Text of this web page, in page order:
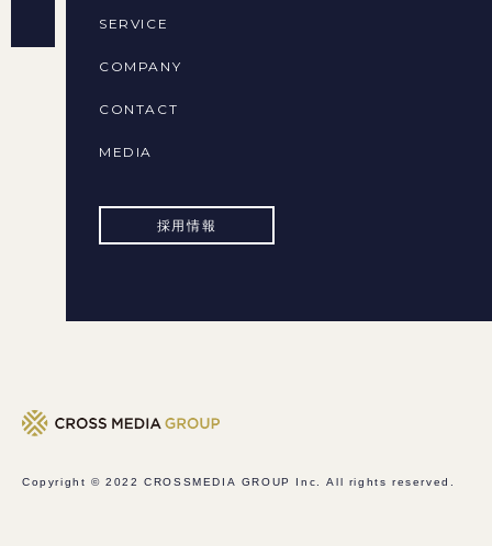
SERVICE
COMPANY
CONTACT
MEDIA
採用情報
Copyright © 2022CROSSMEDIA GROUP Inc. All rights reserved.